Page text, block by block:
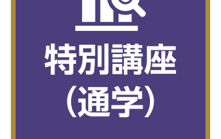
Zoomミーティング講座
実施済み講座
ハイブリッド（通学・配信）
eラーニング／通信講座
損害保険入門講座
Web配信講座